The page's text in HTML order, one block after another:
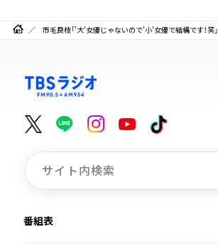
市毛良枝「’大’女優じゃないので’小’女優で結構です！笑」
番組表